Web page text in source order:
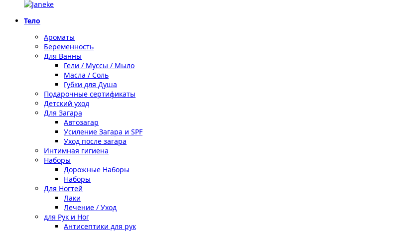
Тело
Ароматы
Беременность
Для Ванны
Гели / Муссы / Мыло
Масла / Соль
Губки для Душа
Подарочные сертификаты
Детский уход
Для Загара
Автозагар
Усиление Загара и SPF
Уход после загара
Интимная гигиена
Наборы
Дорожные Наборы
Наборы
Для Ногтей
Лаки
Лечение / Уход
для Рук и Ног
Антисептики для рук